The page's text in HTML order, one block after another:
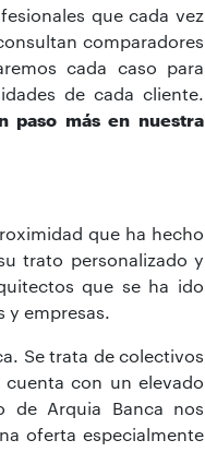
que cada vez
comparadores
cada caso para
de cada cliente.
paso más en nuestra
que ha hecho
trato personalizado y
que se ha ido
y empresas.
Se trata de colectivos
cuenta con un elevado
de Arquia Banca nos
oferta especialmente